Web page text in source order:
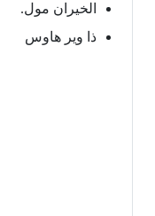
الخيران مول.
ذا وير هاوس